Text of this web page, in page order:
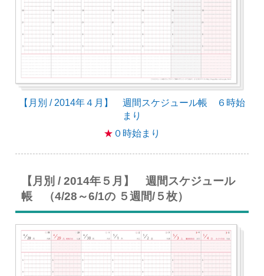
【月別 / 2014年４月】 週間スケジュール帳 ６時始
まり
★ ０時始まり
【月別 / 2014年５月】 週間スケジュール
帳 （4/28～6/1の ５週間/５枚）